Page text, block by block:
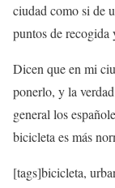
ciudad como si de
puntos de recogida
Dicen que en mi
ponerlo, y la
general los
bicicleta es más
[tags]bicicleta,